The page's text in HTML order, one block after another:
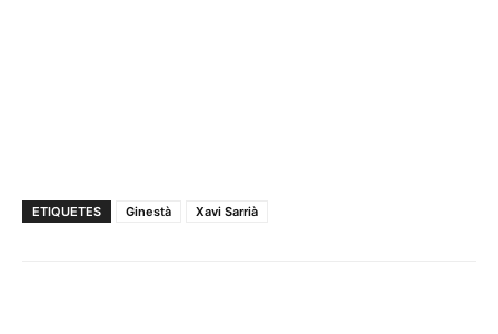
ETIQUETES Ginestà Xavi Sarrià